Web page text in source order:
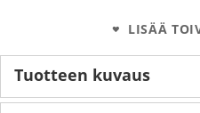
LISÄÄ
Tuotteen kuvaus